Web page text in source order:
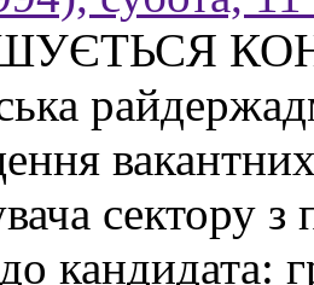
сектору
кандидата: